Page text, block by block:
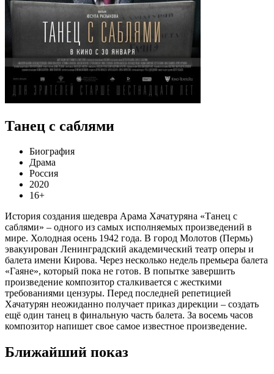
Танец с саблями
Биография
Драма
Россия
2020
16+
История создания шедевра Арама Хачатуряна «Танец с
саблями» – одного из самых исполняемых произведений в
мире. Холодная осень 1942 года. В город Молотов (Пермь)
эвакуирован Ленинградский академический театр оперы и
балета имени Кирова. Через несколько недель премьера балета
«Гаяне», который пока не готов. В попытке завершить
произведение композитор сталкивается с жесткими
требованиями цензуры. Перед последней репетицией
Хачатурян неожиданно получает приказ дирекции – создать
ещё один танец в финальную часть балета. За восемь часов
композитор напишет свое самое известное произведение.
Ближайший показ